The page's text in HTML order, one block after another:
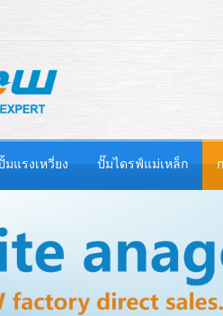
มแรงเหวี่ยง ปั๊มไดรฟ์แม่เหล็ก